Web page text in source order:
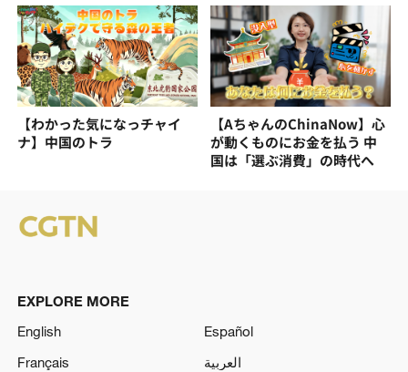
【わかった気になっチャイ
ナ】中国のトラ
【AちゃんのChinaNow】心
が動くものにお金を払う 中
国は「選ぶ消費」の時代へ
EXPLORE MORE
English
Español
Français
العربية